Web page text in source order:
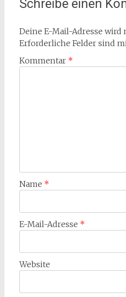
Schreibe einen
Deine E-Mail-Adresse
Erforderliche Felder sind
Kommentar *
Name *
E-Mail-Adresse *
Website